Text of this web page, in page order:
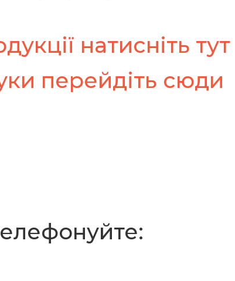
натисніть тут
перейдіть сюди